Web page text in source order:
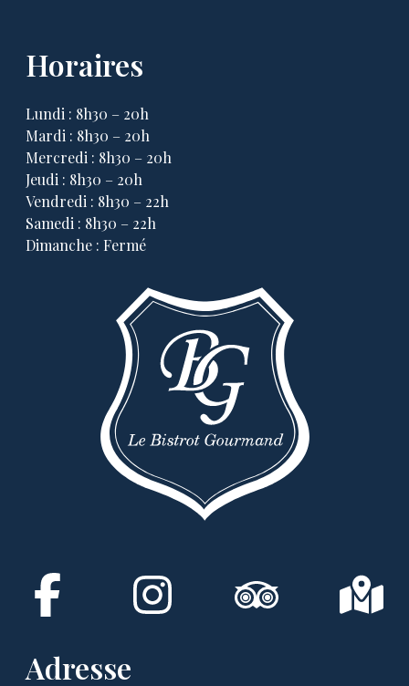
Horaires
Lundi : 8h30 – 20h
Mardi : 8h30 – 20h
Mercredi : 8h30 – 20h
Jeudi : 8h30 – 20h
Vendredi : 8h30 – 22h
Samedi : 8h30 – 22h
Dimanche : Fermé
Adresse